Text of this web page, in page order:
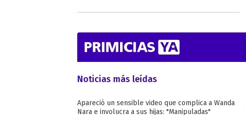
Noticias más leídas
Apareció un sensible video que complica a Wanda
Nara e involucra a sus hijas: "Manipuladas"